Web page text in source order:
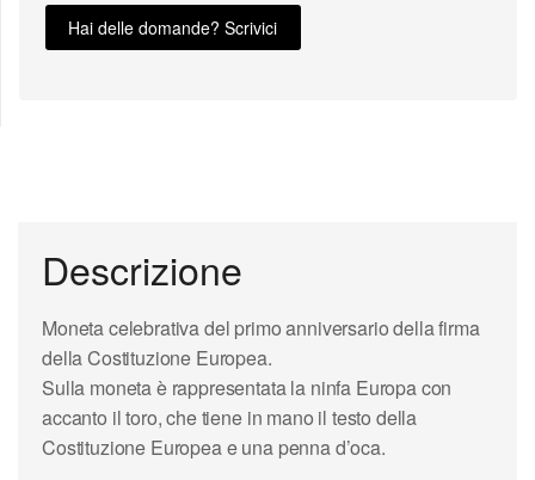
Hai delle domande? Scrivici
Descrizione
Moneta celebrativa del primo anniversario della firma
dellaCostituzione Europea.
Sulla moneta è rappresentata la ninfa Europa con
accanto il toro, che tiene in mano il testo della
Costituzione Europea e una penna d’oca.